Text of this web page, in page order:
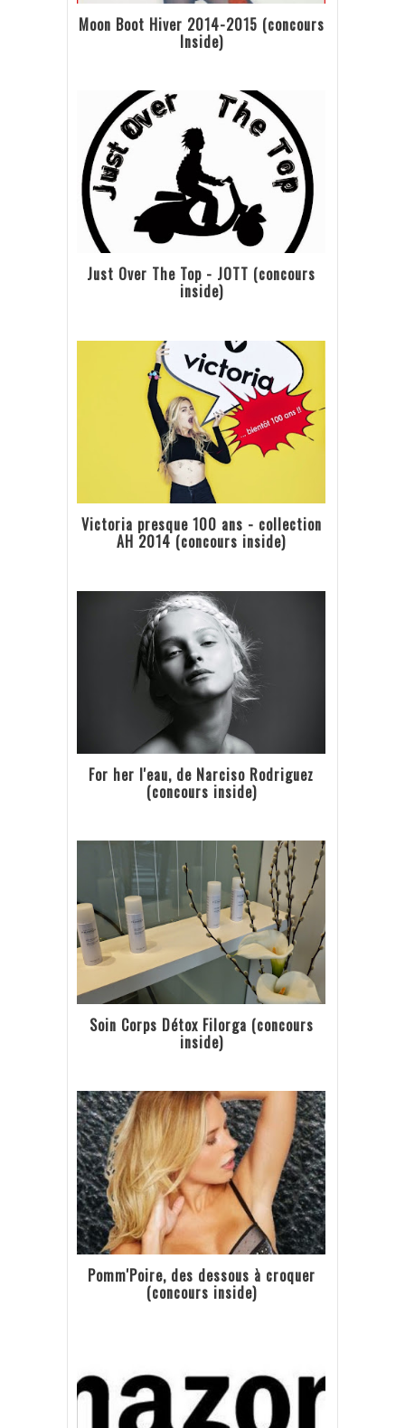
Moon Boot Hiver 2014-2015 (concours
Inside)
Just Over The Top - JOTT (concours
inside)
Victoria presque 100 ans - collection
AH 2014 (concours inside)
For her l'eau, de Narciso Rodriguez
(concours inside)
Soin Corps Détox Filorga (concours
inside)
Pomm'Poire, des dessous à croquer
(concours inside)